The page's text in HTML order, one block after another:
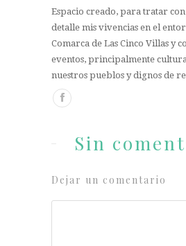
Espacio creado, para tratar
detalle mis vivencias en el
Comarca de Las Cinco Villas y
eventos, principalmente
nuestros pueblos y dignos de
Sin
Dejar un comentario